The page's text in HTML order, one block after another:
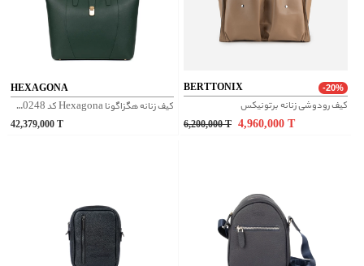
HEXAGONA
کیف زنانه هگزاگونا Hexagona کد 7120248
42,379,000
BERTTONIX -20%
کیف رودوشی زنانه برتونیکس
6,200,000 T 4,960,000